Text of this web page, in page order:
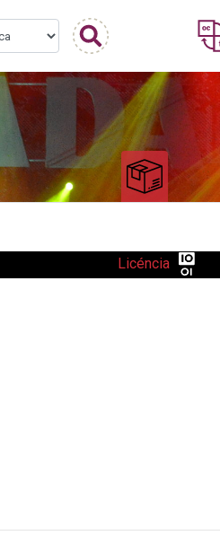
Licéncia